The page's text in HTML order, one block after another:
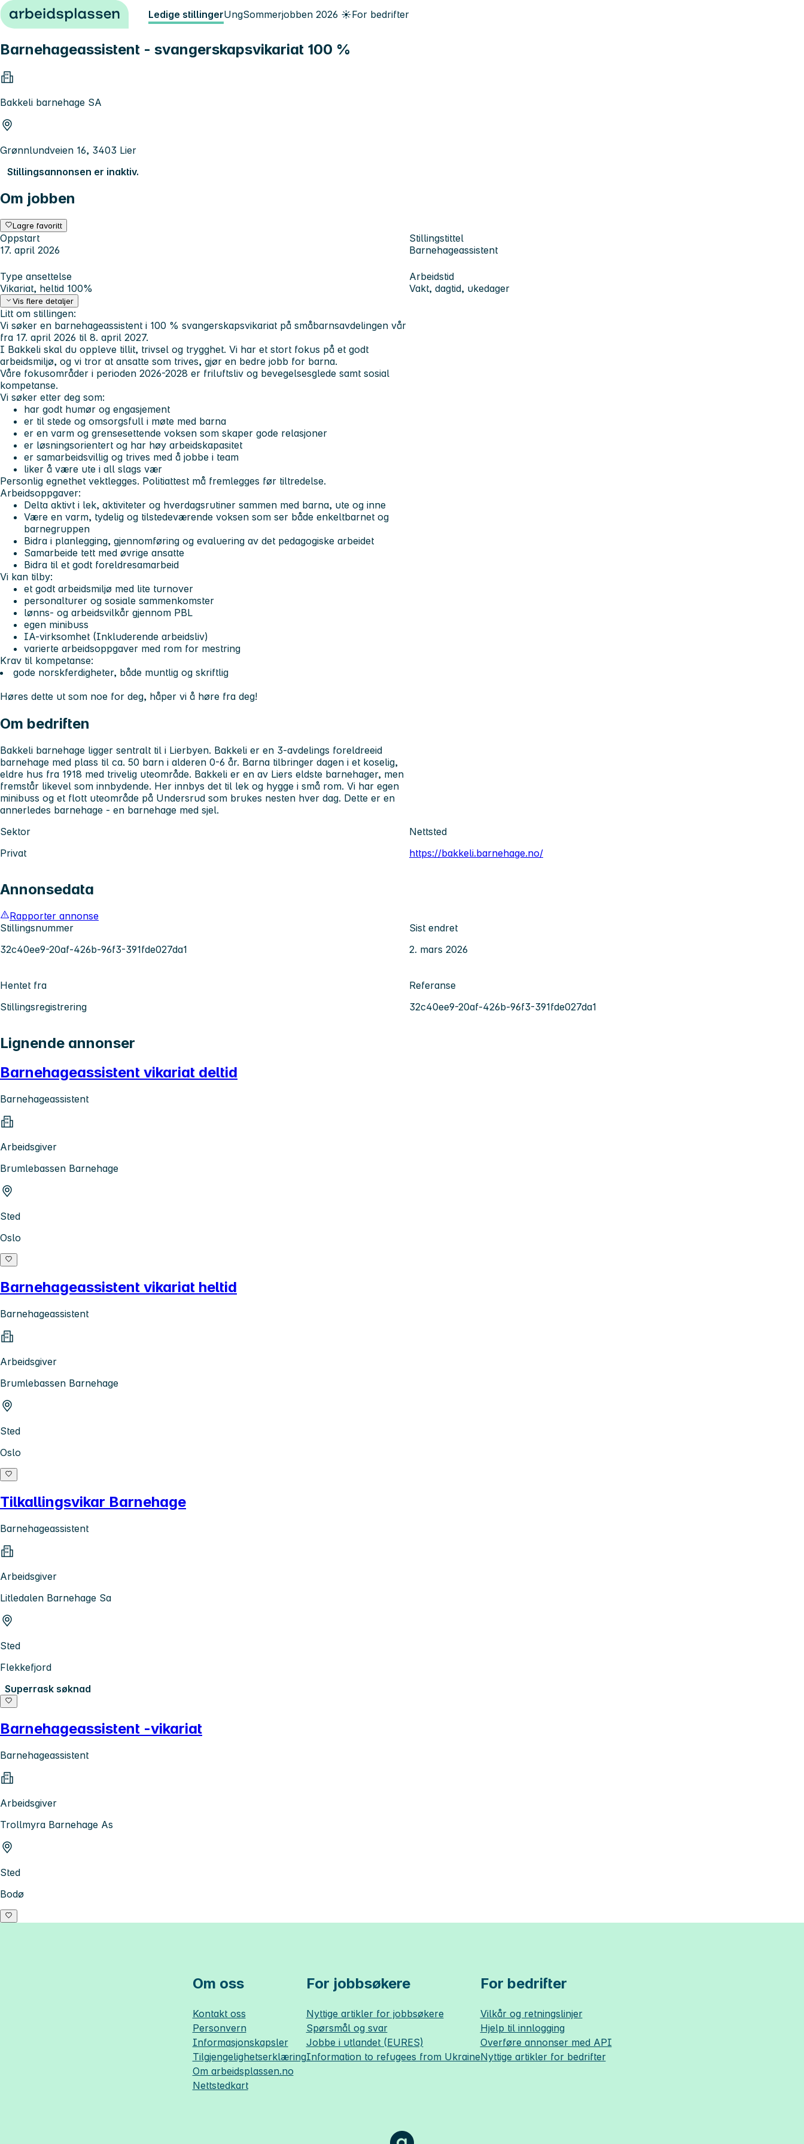
Hopp til innhold Ledige stillingerUngSommerjobben 2026 ☀️For bedrifter
Barnehageassistent - svangerskapsvikariat 100 %
Bakkeli barnehage SA
Grønnlundveien 16, 3403 Lier
Stillingsannonsen er inaktiv.
Om jobben
Lagre favoritt
Oppstart
17. april 2026
Stillingstittel
Barnehageassistent
Type ansettelse
Vikariat, heltid 100%
Arbeidstid
Vakt, dagtid, ukedager
Vis flere detaljer
Litt om stillingen:
Vi søker en barnehageassistent i 100 % svangerskapsvikariat på småbarnsavdelingen vår
fra 17. april 2026 til 8. april 2027.
I Bakkeli skal du oppleve tillit, trivsel og trygghet. Vi har et stort fokus på et godt
arbeidsmiljø, og vi tror at ansatte som trives, gjør en bedre jobb for barna.
Våre fokusområder i perioden 2026-2028 er friluftsliv og bevegelsesglede samt sosial
kompetanse.
Vi søker etter deg som:
har godt humør og engasjement
er til stede og omsorgsfull i møte med barna
er en varm og grensesettende voksen som skaper gode relasjoner
er løsningsorientert og har høy arbeidskapasitet
er samarbeidsvillig og trives med å jobbe i team
liker å være ute i all slags vær
Personlig egnethet vektlegges. Politiattest må fremlegges før tiltredelse.
Arbeidsoppgaver:
Delta aktivt i lek, aktiviteter og hverdagsrutiner sammen med barna, ute og inne
Være en varm, tydelig og tilstedeværende voksen som ser både enkeltbarnet og
barnegruppen
Bidra i planlegging, gjennomføring og evaluering av det pedagogiske arbeidet
Samarbeide tett med øvrige ansatte
Bidra til et godt foreldresamarbeid
Vi kan tilby:
et godt arbeidsmiljø med lite turnover
personalturer og sosiale sammenkomster
lønns- og arbeidsvilkår gjennom PBL
egen minibuss
IA-virksomhet (Inkluderende arbeidsliv)
varierte arbeidsoppgaver med rom for mestring
Krav til kompetanse:
gode norskferdigheter, både muntlig og skriftlig
Høres dette ut som noe for deg, håper vi å høre fra deg!
Om bedriften
Bakkeli barnehage ligger sentralt til i Lierbyen. Bakkeli er en 3-avdelings foreldreeid
barnehage med plass til ca. 50 barn i alderen 0-6 år. Barna tilbringer dagen i et koselig,
eldre hus fra 1918 med trivelig uteområde. Bakkeli er en av Liers eldste barnehager, men
fremstår likevel som innbydende. Her innbys det til lek og hygge i små rom. Vi har egen
minibuss og et flott uteområde på Undersrud som brukes nesten hver dag. Dette er en
annerledes barnehage - en barnehage med sjel.
Sektor
Privat
Nettsted
https://bakkeli.barnehage.no/
Annonsedata
Rapporter annonse
Stillingsnummer
32c40ee9-20af-426b-96f3-391fde027da1
Sist endret
2. mars 2026
Hentet fra
Stillingsregistrering
Referanse
32c40ee9-20af-426b-96f3-391fde027da1
Lignende annonser
Barnehageassistent vikariat deltid
Barnehageassistent
Arbeidsgiver
Brumlebassen Barnehage
Sted
Oslo
Barnehageassistent vikariat heltid
Barnehageassistent
Arbeidsgiver
Brumlebassen Barnehage
Sted
Oslo
Tilkallingsvikar Barnehage
Barnehageassistent
Arbeidsgiver
Litledalen Barnehage Sa
Sted
Flekkefjord
Superrask søknad
Barnehageassistent -vikariat
Barnehageassistent
Arbeidsgiver
Trollmyra Barnehage As
Sted
Bodø
Om oss
Kontakt oss
Personvern
Informasjonskapsler
Tilgjengelighetserklæring
Om arbeidsplassen.no
Nettstedkart
For jobbsøkere
Nyttige artikler for jobbsøkere
Spørsmål og svar
Jobbe i utlandet (EURES)
Information to refugees from Ukraine
For bedrifter
Vilkår og retningslinjer
Hjelp til innlogging
Overføre annonser med API
Nyttige artikler for bedrifter